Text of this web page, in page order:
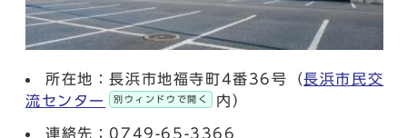
所在地：長浜市地福寺町4番36号（長浜市民交
流センター
別ウィンドウで開く 内）
連絡先：0749-65-3366